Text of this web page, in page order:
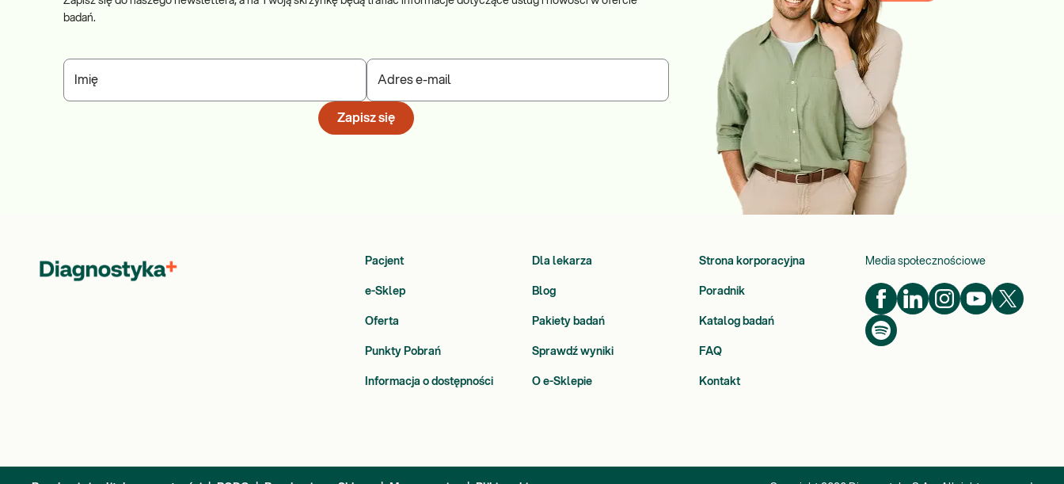
badań.
Imię Adres e-mail
Zapisz się
Pacjent Dla lekarza Strona korporacyjna
e-Sklep Blog Poradnik
Oferta Pakiety badań Katalog badań
Punkty Pobrań Sprawdź wyniki FAQ
Informacja o dostępności O e-Sklepie Kontakt
Media społecznościowe